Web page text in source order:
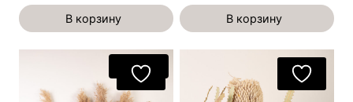
В корзину В корзину
Акция